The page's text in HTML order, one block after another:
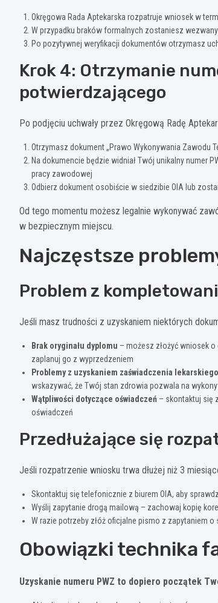
Okręgowa Rada Aptekarska rozpatruje wniosek w
W przypadku braków formalnych zostaniesz
Po pozytywnej weryfikacji dokumentów otrzymasz
Krok 4: Otrzymanie
potwierdzającego
Po podjęciu uchwały przez Okręgową Radę
Otrzymasz dokument „Prawo Wykonywania Zawodu
Na dokumencie będzie widniał Twój unikalny numer
pracy zawodowej
Odbierz dokument osobiście w siedzibie OIA lub
Od tego momentu możesz legalnie wykonywać
w bezpiecznym miejscu.
Najczęstsze
Problem z
Jeśli masz trudności z uzyskaniem niektórych
Brak oryginału dyplomu – możesz złożyć wniosek
zaplanuj go z wyprzedzeniem
Problemy z uzyskaniem zaświadczenia lekarskiego
wskazywać, że Twój stan zdrowia pozwala na
Wątpliwości dotyczące oświadczeń – skontaktuj się
oświadczeń
Przedłużające się
Jeśli rozpatrzenie wniosku trwa dłużej niż 3
Skontaktuj się telefonicznie z biurem OIA, aby
Wyślij zapytanie drogą mailową – zachowaj kopię
W razie potrzeby złóż oficjalne pismo z zapytaniem
Obowiązki technika
Uzyskanie numeru PWZ to dopiero początek